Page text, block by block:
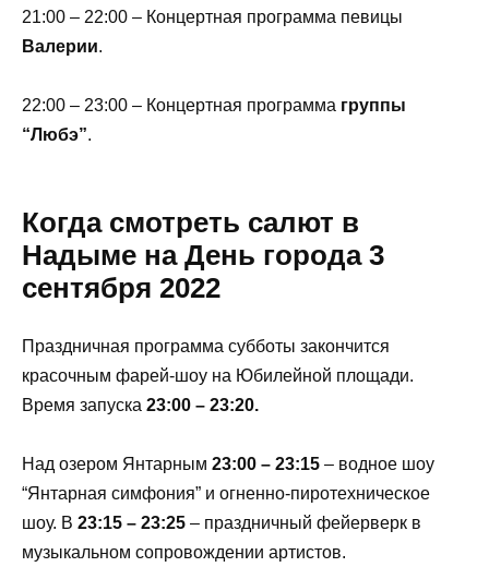
21:00 – 22:00 – Концертная программа певицы
Валерии.
22:00 – 23:00 – Концертная программа группы
“Любэ”.
Когда смотреть салют в
Надыме на День города 3
сентября 2022
Праздничная программа субботы закончится
красочным фарей-шоу на Юбилейной площади.
Время запуска 23:00 – 23:20.
Над озером Янтарным 23:00 – 23:15 – водное шоу
“Янтарная симфония” и огненно-пиротехническое
шоу. В 23:15 – 23:25 – праздничный фейерверк в
музыкальном сопровождении артистов.